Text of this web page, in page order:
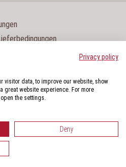
Privacy policy
visitor data, to improve our website, show
great website experience. For more
the settings.
Deny